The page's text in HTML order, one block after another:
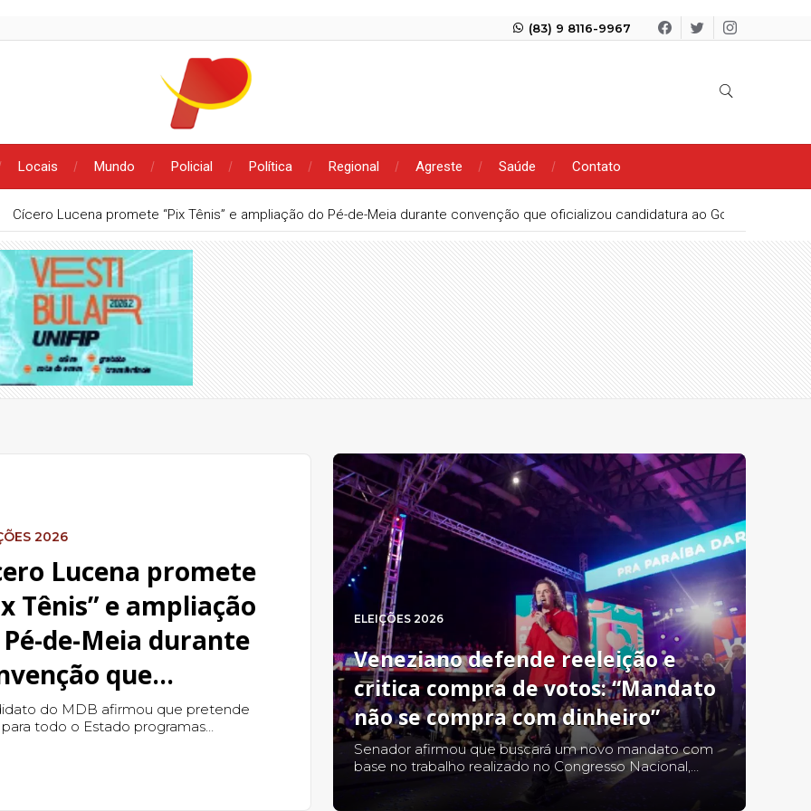
(83) 9 8116-9967
Locais Mundo Policial Política Regional Agreste Saúde Contato
Veneziano defende reeleição e critica compra de votos: “Mandato não se compra com dinheiro”
2026
Lucena promete
Tênis” e ampliação
de-Meia durante
que
candidatura
da Paraíba
do MDB afirmou que pretende
para todo o Estado programas
ELEIÇÕES 2026
Veneziano defende reeleição e
critica compra de votos: “Mandato
não se compra com dinheiro”
Senador afirmou que buscará um novo mandato com
base no trabalho realizado no Congresso Nacional,
defendeu a prestação de contas aos eleitores e fez um